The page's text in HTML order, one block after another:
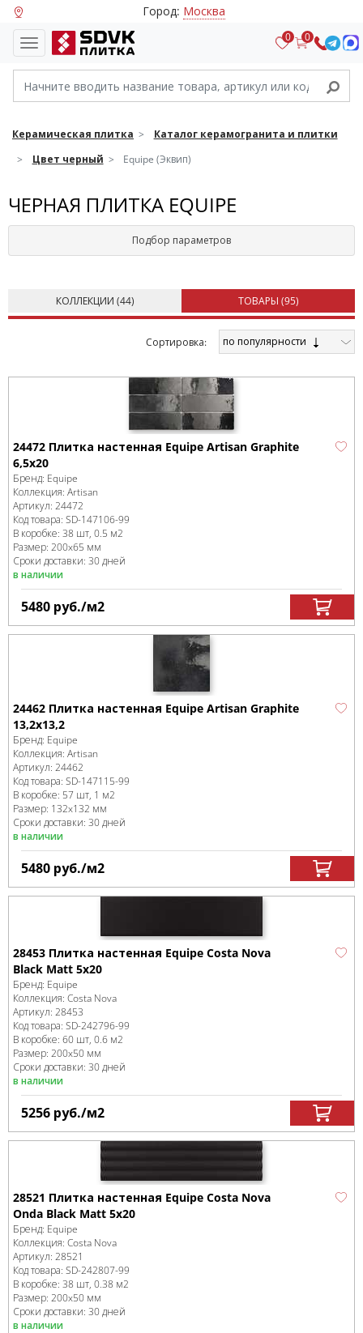
Город: Москва
0 0
Керамическая плитка
Каталог керамогранита и плитки
Цвет черный
Equipe (Эквип)
ЧЕРНАЯ ПЛИТКА EQUIPE
Подбор параметров
КОЛЛЕКЦИИ (44) ТОВАРЫ (95)
Cортировка: по популярности
24472 Плитка настенная Equipe Artisan Graphite
6,5x20
Бренд: Equipe
Коллекция: Artisan
Артикул: 24472
Код товара: SD-147106-99
В коробке: 38 шт, 0.5 м2
Размер: 200x65 мм
Сроки доставки: 30 дней
в наличии
5480 руб./м2
24462 Плитка настенная Equipe Artisan Graphite
13,2x13,2
Бренд: Equipe
Коллекция: Artisan
Артикул: 24462
Код товара: SD-147115-99
В коробке: 57 шт, 1 м2
Размер: 132x132 мм
Сроки доставки: 30 дней
в наличии
5480 руб./м2
28453 Плитка настенная Equipe Costa Nova
Black Matt 5x20
Бренд: Equipe
Коллекция: Costa Nova
Артикул: 28453
Код товара: SD-242796-99
В коробке: 60 шт, 0.6 м2
Размер: 200x50 мм
Сроки доставки: 30 дней
в наличии
5256 руб./м2
28521 Плитка настенная Equipe Costa Nova
Onda Black Matt 5x20
Бренд: Equipe
Коллекция: Costa Nova
Артикул: 28521
Код товара: SD-242807-99
В коробке: 38 шт, 0.38 м2
Размер: 200x50 мм
Сроки доставки: 30 дней
в наличии